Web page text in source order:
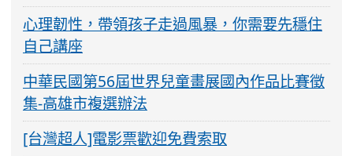
心理韌性，帶領孩子走過風暴，你需要先穩住
自己講座
中華民國第56屆世界兒童畫展國內作品比賽徵
集-高雄市複選辦法
[台灣超人]電影票歡迎免費索取